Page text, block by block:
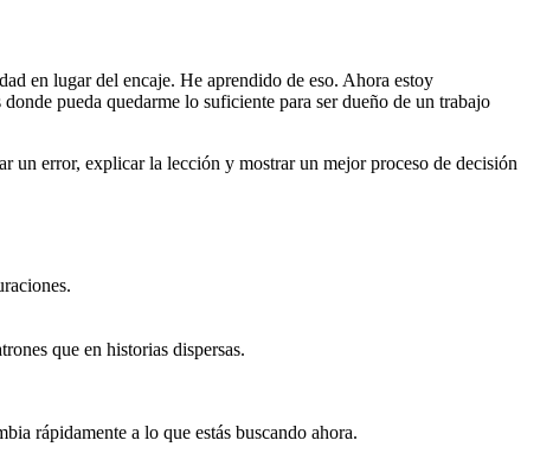
en lugar del encaje. He aprendido de eso. Ahora estoy
pueda quedarme lo suficiente para ser dueño de un trabajo
un error, explicar la lección y mostrar un mejor proceso de decisión
que en historias dispersas.
rápidamente a lo que estás buscando ahora.